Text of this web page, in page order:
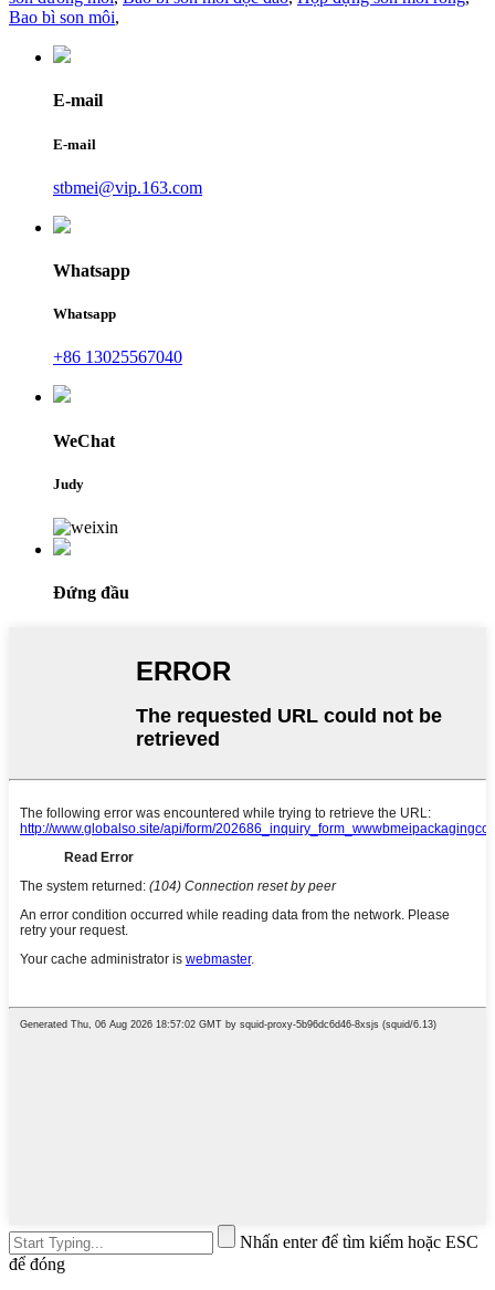
Bao bì son môi,
E-mail
E-mail
stbmei@vip.163.com
Whatsapp
Whatsapp
+86 13025567040
WeChat
Judy
Đứng đầu
Nhấn enter để tìm kiếm hoặc ESC
để đóng